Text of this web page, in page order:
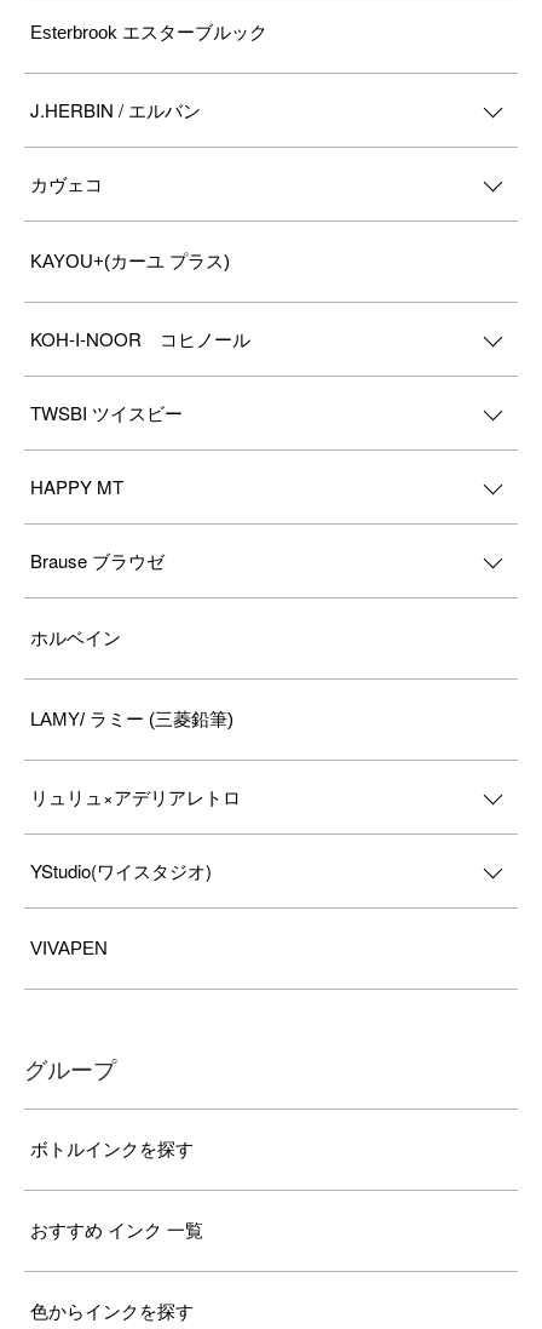
Esterbrook エスターブルック
J.HERBIN / エルバン
カヴェコ
KAYOU+(カーユ プラス)
KOH-I-NOOR コヒノール
TWSBI ツイスビー
HAPPY MT
Brause ブラウゼ
ホルベイン
LAMY/ ラミー (三菱鉛筆)
リュリュ×アデリアレトロ
YStudio(ワイスタジオ)
VIVAPEN
グループ
ボトルインクを探す
おすすめ インク 一覧
色からインクを探す